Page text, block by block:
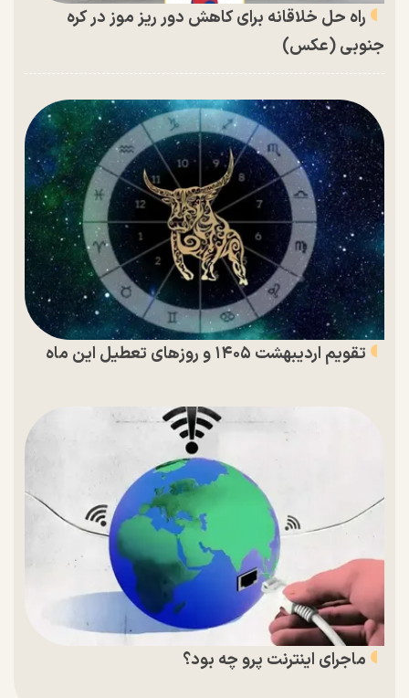
راه حل خلاقانه برای کاهش دور ریز موز در کره
جنوبی (عکس)
تقویم اردیبهشت ۱۴۰۵ و روز‌های تعطیل این ماه
ماجرای اینترنت پرو چه بود؟